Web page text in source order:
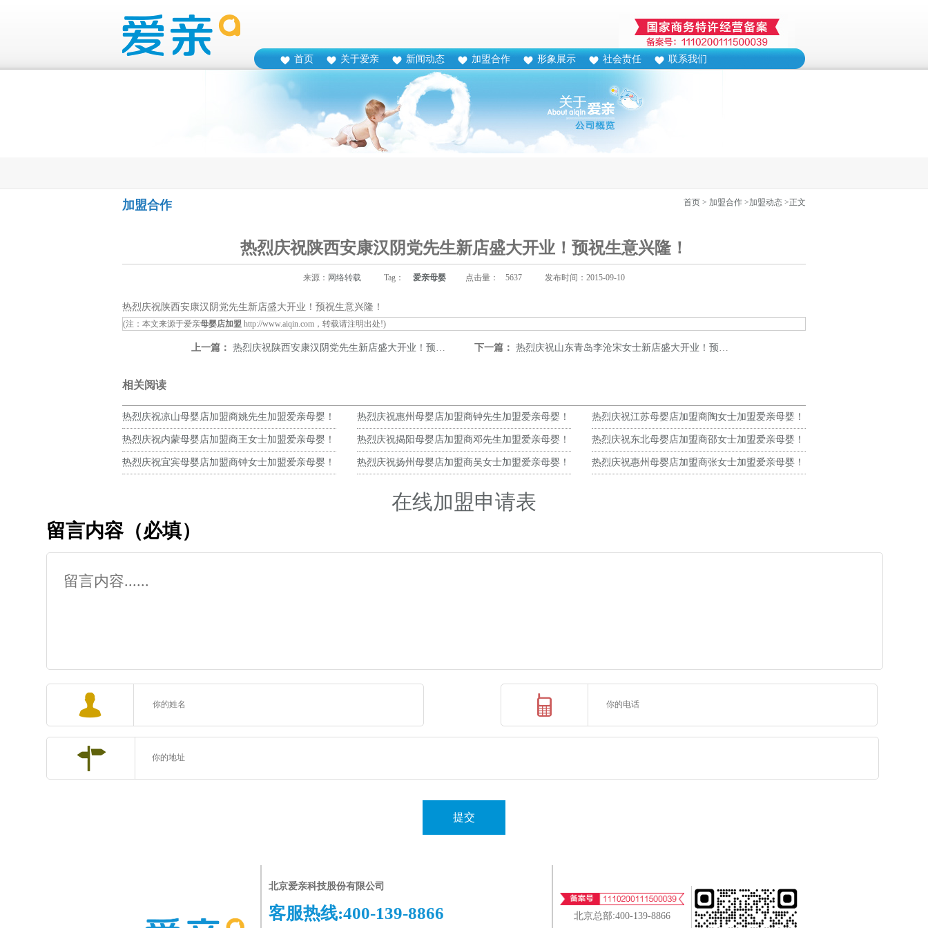
首页 关于爱亲 新闻动态 加盟合作 形象展示 社会责任 联系我们
加盟合作 首页 > 加盟合作 >加盟动态 >正文
热烈庆祝陕西安康汉阴党先生新店盛大开业！预祝生意兴隆！
来源： 网络转载 Tag： 爱亲母婴 点击量： 5637 发布时间：2015-09-10
热烈庆祝陕西安康汉阴党先生新店盛大开业！预祝生意兴隆！
(注：本文来源于爱亲母婴店加盟 http://www.aiqin.com ，转载请注明出处!)
上一篇： 热烈庆祝陕西安康汉阴党先生新店盛大开业！预祝生意兴隆！ 下一篇： 热烈庆祝山东青岛李沧宋女士新店盛大开业！预祝生意兴隆！
相关阅读
热烈庆祝凉山母婴店加盟商姚先生加盟爱亲母婴！
预祝生意兴隆！
热烈庆祝惠州母婴店加盟商钟先生加盟爱亲母婴！
预祝生意兴隆！
热烈庆祝江苏母婴店加盟商陶女士加盟爱亲母婴！
预祝生意兴隆！
热烈庆祝内蒙母婴店加盟商王女士加盟爱亲母婴！
预祝生意兴隆！
热烈庆祝揭阳母婴店加盟商邓先生加盟爱亲母婴！
预祝生意兴隆！
热烈庆祝东北母婴店加盟商邵女士加盟爱亲母婴！
预祝生意兴隆！
热烈庆祝宜宾母婴店加盟商钟女士加盟爱亲母婴！ 热烈庆祝扬州母婴店加盟商吴女士加盟爱亲母婴！ 热烈庆祝惠州母婴店加盟商张女士加盟爱亲母婴！
在线加盟申请表
留言内容（必填）
提交
北京爱亲科技股份有限公司
客服热线:400-139-8866 北京总部:400-139-8866